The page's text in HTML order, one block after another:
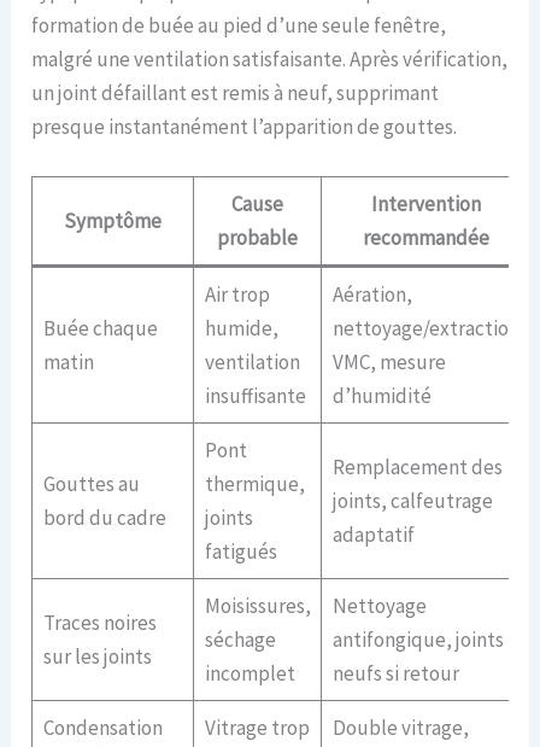
formation de buée au pied d’une seule fenêtre,
malgré une ventilation satisfaisante. Après vérification,
un joint défaillant est remis à neuf, supprimant
presque instantanément l’apparition de gouttes.
Symptôme
Cause
probable
Intervention
recommandée
Buée chaque
matin
Air trop
humide,
ventilation
insuffisante
Aération,
nettoyage/extraction
VMC, mesure
d’humidité
Gouttes au
bord du cadre
Pont
thermique,
joints
fatigués
Remplacement des
joints, calfeutrage
adaptatif
Traces noires
sur les joints
Moisissures,
séchage
incomplet
Nettoyage
antifongique, joints
neufs si retour
Condensation
Vitrage trop
Double vitrage,